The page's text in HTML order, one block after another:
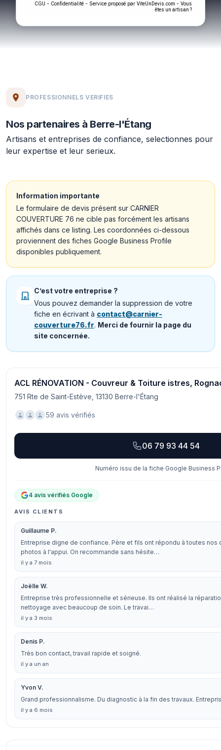
CGU - Confidentialité - Service proposé par ViteUnDevis.com - Vous
êtes un artisan ?
PROFESSIONNELS VERIFIES
Nos partenaires à Berre-l'Étang
Artisans et entreprises de confiance, selectionnes pour
leur expertise et leur serieux.
Information importante
Le formulaire de devis présent sur CARNIER
COUVERTURE 76 ne cible pas forcément les artisans
affichés dans ce listing. Les coordonnées ci-dessous
proviennent des fiches Google Business Profile
disponibles publiquement.
C’est votre entreprise ?
Vous pouvez demander la suppression de votre
fiche en écrivant à contact@carnier-
couverture76.fr. Merci de fournir la page du
site concernée.
ACL RÉNOVATION - Couvreur & Toiture istres,
751 Rte de Saint-Estève, 13130 Berre-l'Étang
59 avis vérifiés
06 79 93 44 54
Numéro issu de la fiche Google Business
4 avis vérifiés Google
AVIS CLIENTS
Guillaume P.
Entreprise digne de confiance. Père et fils ont répondu à toutes nos
photos à l'appui. On recommande sans hésite…
il y a 7 mois
Joëlle W.
Entreprise très professionnelle et sérieuse. Ils ont réalisé la
nettoyage avec beaucoup de soin. Le travai…
il y a 3 mois
Denis P.
Très bon contact, travail rapide et soigné.
il y a un an
Yvon V.
Grand professionnalisme. Du diagnostic à la fin des travaux.
il y a 6 mois